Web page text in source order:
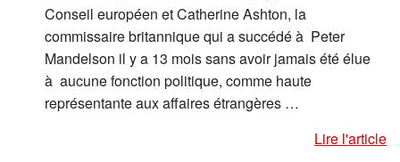
Conseil européen et Catherine Ashton, la
commissaire britannique qui a succédé à Peter
Mandelson il y a 13 mois sans avoir jamais été élue
à aucune fonction politique, comme haute
représentante aux affaires étrangères …
Lire l'article